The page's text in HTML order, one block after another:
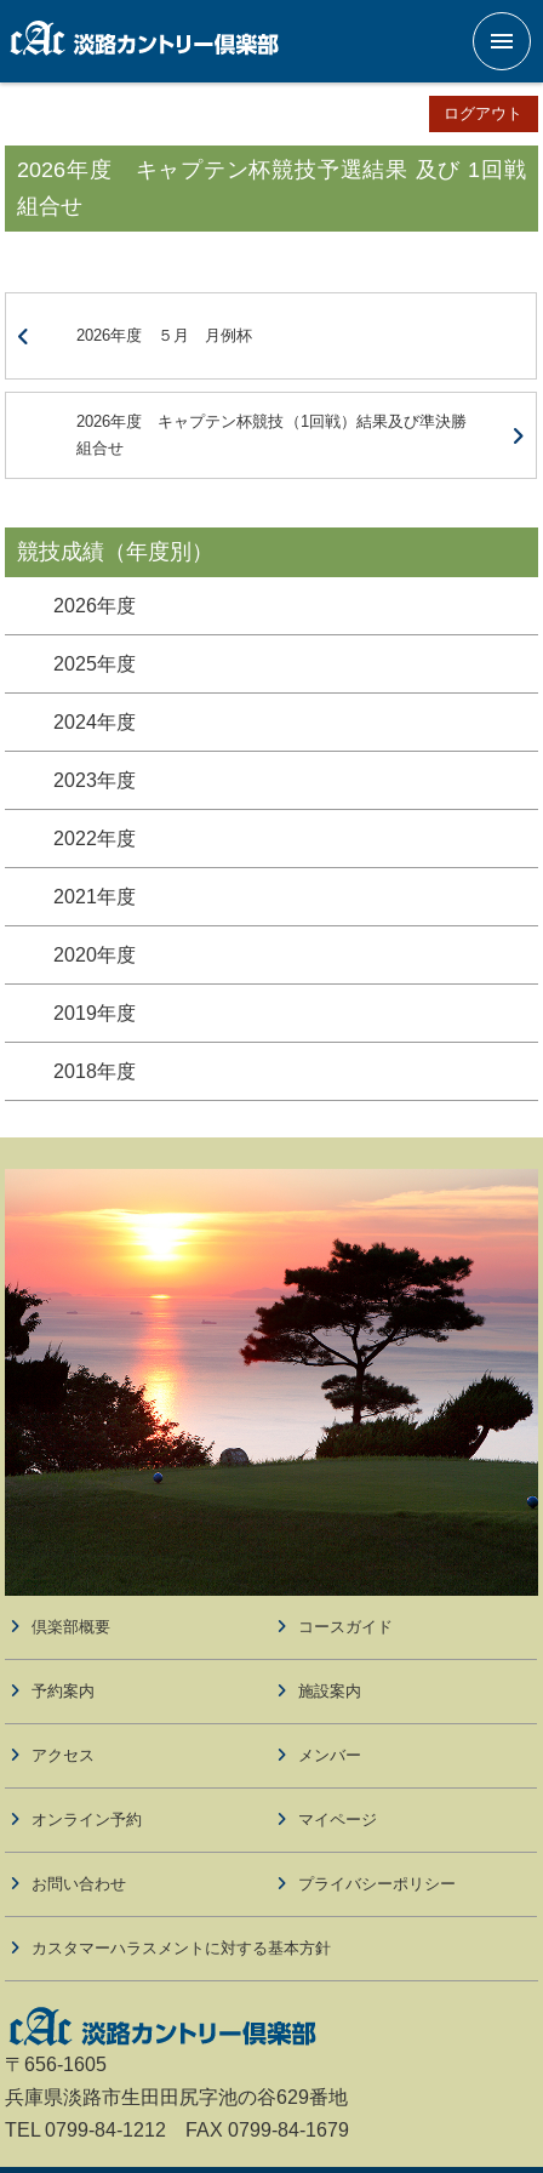
メニ
ログアウト
2026年度 キャプテン杯競技予選結果 及び 1回戦
組合せ
2026年度 ５月 月例杯
2026年度 キャプテン杯競技（1回戦）結果及び準決勝
組合せ
競技成績（年度別）
2026年度
2025年度
2024年度
2023年度
2022年度
2021年度
2020年度
2019年度
2018年度
倶楽部概要 コースガイド
予約案内 施設案内
アクセス メンバー
オンライン予約 マイページ
お問い合わせ プライバシーポリシー
カスタマーハラスメントに対する基本方針
〒656-1605
兵庫県淡路市生田田尻字池の谷629番地
TEL 0799-84-1212 FAX 0799-84-1679